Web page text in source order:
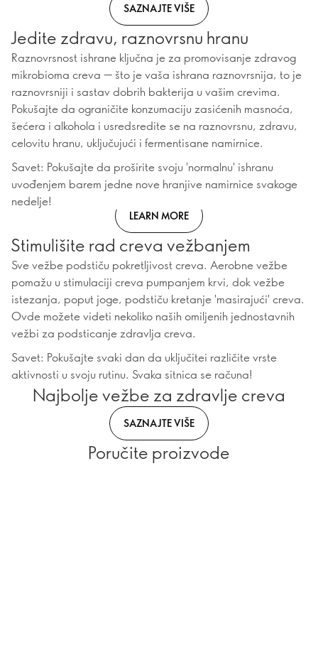
SAZNAJTE VIŠE
Jedite zdravu, raznovrsnu hranu
Raznovrsnost ishrane ključna je za promovisanje zdravog
mikrobioma creva — što je vaša ishrana raznovrsnija, to je
raznovrsniji i sastav dobrih bakterija u vašim crevima.
Pokušajte da ograničite konzumaciju zasićenih masnoća,
šećera i alkohola i usredsredite se na raznovrsnu, zdravu,
celovitu hranu, uključujući i fermentisane namirnice.
Savet: Pokušajte da proširite svoju 'normalnu' ishranu
uvođenjem barem jedne nove hranjive namirnice svakoge
nedelje!
LEARN MORE
Stimulišite rad creva vežbanjem
Sve vežbe podstiču pokretljivost creva. Aerobne vežbe
pomažu u stimulaciji creva pumpanjem krvi, dok vežbe
istezanja, poput joge, podstiču kretanje 'masirajući' creva.
Ovde možete videti nekoliko naših omiljenih jednostavnih
vežbi za podsticanje zdravlja creva.
Savet: Pokušajte svaki dan da uključitei različite vrste
aktivnosti u svoju rutinu. Svaka sitnica se računa!
Najbolje vežbe za zdravlje creva
SAZNAJTE VIŠE
Poručite proizvode